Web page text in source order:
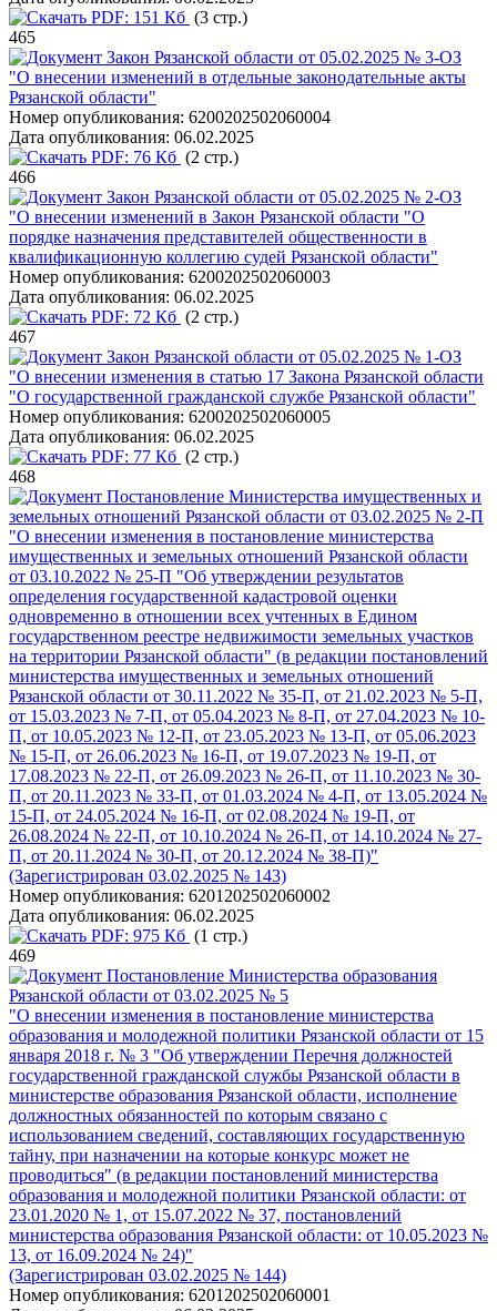
PDF: 151 Кб (3 стр.)
465
Закон Рязанской области от 05.02.2025 № 3-ОЗ
"О внесении изменений в отдельные законодательные акты
Рязанской области"
Номер опубликования: 6200202502060004
Дата опубликования: 06.02.2025
PDF: 76 Кб (2 стр.)
466
Закон Рязанской области от 05.02.2025 № 2-ОЗ
"О внесении изменений в Закон Рязанской области "О
порядке назначения представителей общественности в
квалификационную коллегию судей Рязанской области"
Номер опубликования: 6200202502060003
Дата опубликования: 06.02.2025
PDF: 72 Кб (2 стр.)
467
Закон Рязанской области от 05.02.2025 № 1-ОЗ
"О внесении изменения в статью 17 Закона Рязанской области
"О государственной гражданской службе Рязанской области"
Номер опубликования: 6200202502060005
Дата опубликования: 06.02.2025
PDF: 77 Кб (2 стр.)
468
Постановление Министерства имущественных и
земельных отношений Рязанской области от 03.02.2025 № 2-П
"О внесении изменения в постановление министерства
имущественных и земельных отношений Рязанской области
от 03.10.2022 № 25-П "Об утверждении результатов
определения государственной кадастровой оценки
одновременно в отношении всех учтенных в Едином
государственном реестре недвижимости земельных участков
на территории Рязанской области" (в редакции постановлений
министерства имущественных и земельных отношений
Рязанской области от 30.11.2022 № 35-П, от 21.02.2023 № 5-П,
от 15.03.2023 № 7-П, от 05.04.2023 № 8-П, от 27.04.2023 № 10-
П, от 10.05.2023 № 12-П, от 23.05.2023 № 13-П, от 05.06.2023
№ 15-П, от 26.06.2023 № 16-П, от 19.07.2023 № 19-П, от
17.08.2023 № 22-П, от 26.09.2023 № 26-П, от 11.10.2023 № 30-
П, от 20.11.2023 № 33-П, от 01.03.2024 № 4-П, от 13.05.2024 №
15-П, от 24.05.2024 № 16-П, от 02.08.2024 № 19-П, от
26.08.2024 № 22-П, от 10.10.2024 № 26-П, от 14.10.2024 № 27-
П, от 20.11.2024 № 30-П, от 20.12.2024 № 38-П)"
(Зарегистрирован 03.02.2025 № 143)
Номер опубликования: 6201202502060002
Дата опубликования: 06.02.2025
PDF: 975 Кб (1 стр.)
469
Постановление Министерства образования
Рязанской области от 03.02.2025 № 5
"О внесении изменения в постановление министерства
образования и молодежной политики Рязанской области от 15
января 2018 г. № 3 "Об утверждении Перечня должностей
государственной гражданской службы Рязанской области в
министерстве образования Рязанской области, исполнение
должностных обязанностей по которым связано с
использованием сведений, составляющих государственную
тайну, при назначении на которые конкурс может не
проводиться" (в редакции постановлений министерства
образования и молодежной политики Рязанской области: от
23.01.2020 № 1, от 15.07.2022 № 37, постановлений
министерства образования Рязанской области: от 10.05.2023 №
13, от 16.09.2024 № 24)"
(Зарегистрирован 03.02.2025 № 144)
Номер опубликования: 6201202502060001